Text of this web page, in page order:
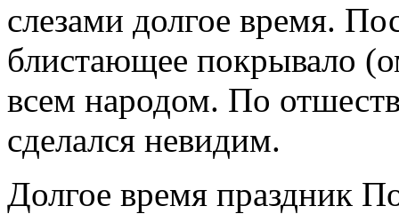
слезами долгое время.
блистающее покрывало
всем народом. По
сделался невидим.
Долгое время праздник